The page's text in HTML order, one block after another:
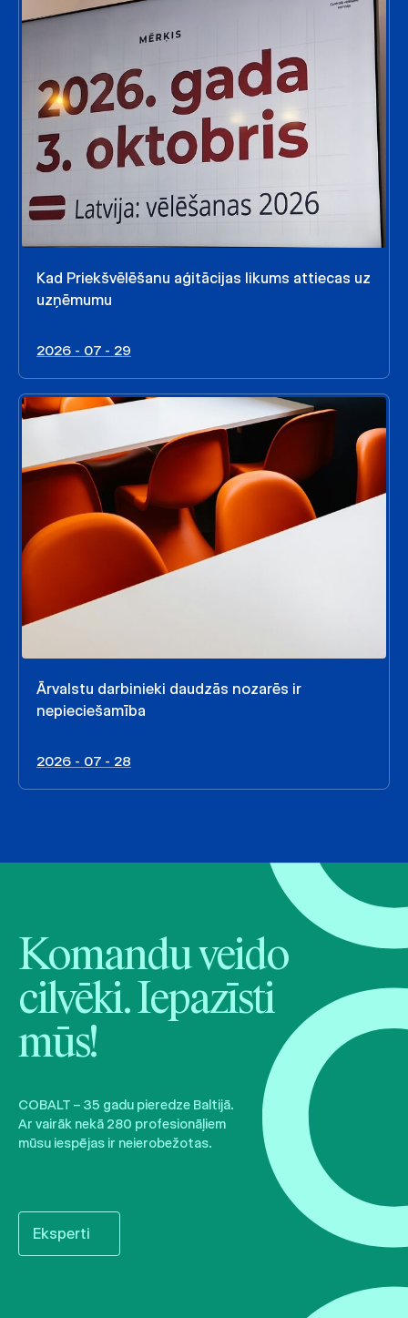
Kad Priekšvēlēšanu aģitācijas likums attiecas uz
uzņēmumu
2026 - 07 - 29
Ārvalstu darbinieki daudzās nozarēs ir
nepieciešamība
2026 - 07 - 28
Komandu veido
cilvēki. Iepazīsti
mūs!
COBALT – 35 gadu pieredze Baltijā.
Ar vairāk nekā 280 profesionāļiem
mūsu iespējas ir neierobežotas.
Eksperti